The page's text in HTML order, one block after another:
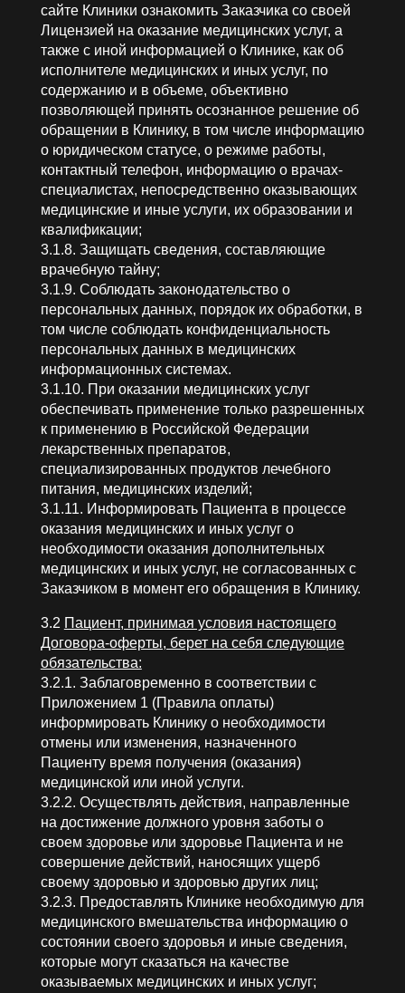
сайте Клиники ознакомить Заказчика со своей
Лицензией на оказание медицинских услуг, а
также с иной информацией о Клинике, как об
исполнителе медицинских и иных услуг, по
содержанию и в объеме, объективно
позволяющей принять осознанное решение об
обращении в Клинику, в том числе информацию
о юридическом статусе, о режиме работы,
контактный телефон, информацию о врачах-
специалистах, непосредственно оказывающих
медицинские и иные услуги, их образовании и
квалификации;
3.1.8. Защищать сведения, составляющие
врачебную тайну;
3.1.9. Соблюдать законодательство о
персональных данных, порядок их обработки, в
том числе соблюдать конфиденциальность
персональных данных в медицинских
информационных системах.
3.1.10. При оказании медицинских услуг
обеспечивать применение только разрешенных
к применению в Российской Федерации
лекарственных препаратов,
специализированных продуктов лечебного
питания, медицинских изделий;
3.1.11. Информировать Пациента в процессе
оказания медицинских и иных услуг о
необходимости оказания дополнительных
медицинских и иных услуг, не согласованных с
Заказчиком в момент его обращения в Клинику.
3.2 Пациент, принимая условия настоящего
Договора-оферты, берет на себя следующие
обязательства:
3.2.1. Заблаговременно в соответствии с
Приложением 1 (Правила оплаты)
информировать Клинику о необходимости
отмены или изменения, назначенного
Пациенту время получения (оказания)
медицинской или иной услуги.
3.2.2. Осуществлять действия, направленные
на достижение должного уровня заботы о
своем здоровье или здоровье Пациента и не
совершение действий, наносящих ущерб
своему здоровью и здоровью других лиц;
3.2.3. Предоставлять Клинике необходимую для
медицинского вмешательства информацию о
состоянии своего здоровья и иные сведения,
которые могут сказаться на качестве
оказываемых медицинских и иных услуг;